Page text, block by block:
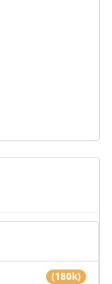
(180k)